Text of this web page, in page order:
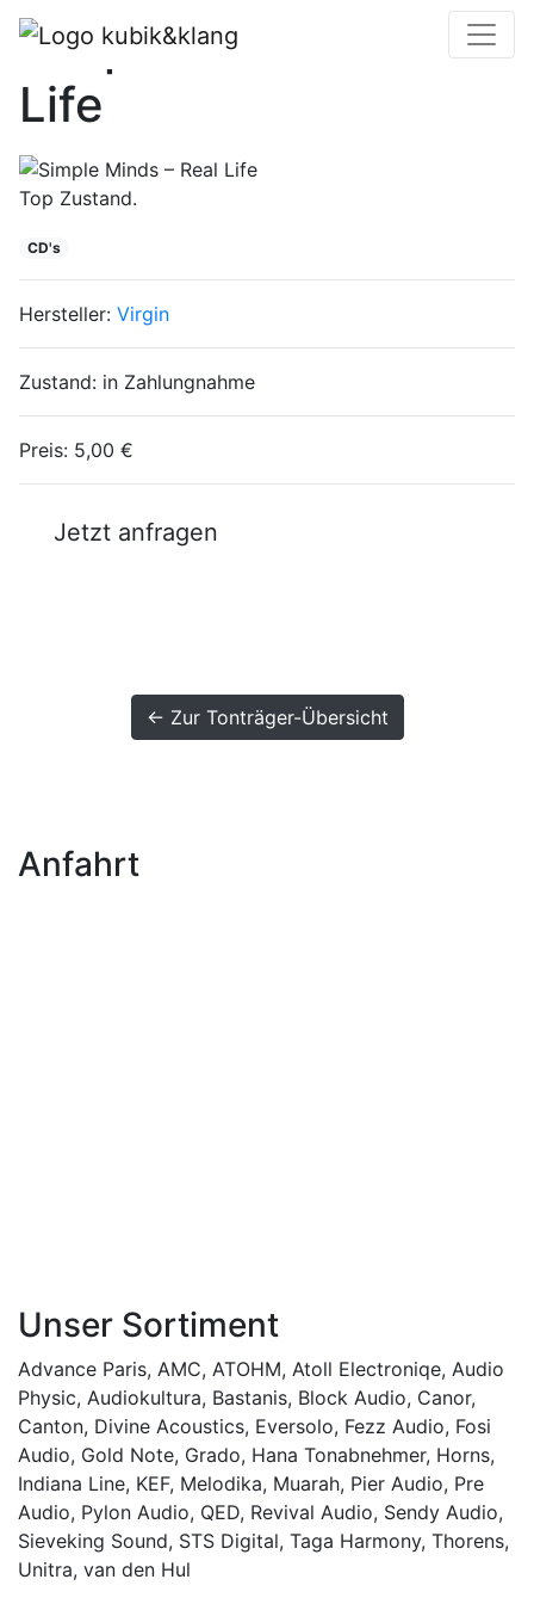
Simple Minds – Real
Life
Top Zustand.
CD's
Hersteller: Virgin
Zustand: in Zahlungnahme
Preis: 5,00 €
Jetzt anfragen
← Zur Tonträger-Übersicht
Anfahrt
Unser Sortiment
Advance Paris, AMC, ATOHM, Atoll Electroniqe, Audio
Physic, Audiokultura, Bastanis, Block Audio, Canor,
Canton, Divine Acoustics, Eversolo, Fezz Audio, Fosi
Audio, Gold Note, Grado, Hana Tonabnehmer, Horns,
Indiana Line, KEF, Melodika, Muarah, Pier Audio, Pre
Audio, Pylon Audio, QED, Revival Audio, Sendy Audio,
Sieveking Sound, STS Digital, Taga Harmony, Thorens,
Unitra, van den Hul